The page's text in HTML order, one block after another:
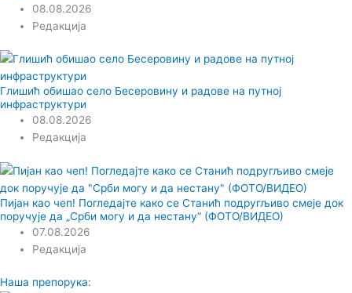
08.08.2026
Редакција
Глишић обишао село Бесеровину и радове на путној
инфраструктури
08.08.2026
Редакција
Пијан као чеп! Погледајте како се Станић подругљиво смеје док
поручује да „Срби могу и да нестану“ (ФОТО/ВИДЕО)
07.08.2026
Редакција
Наша препорука: